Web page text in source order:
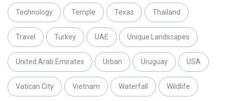
Technology Temple Texas Thailand
Travel Turkey UAE Unique Landscapes
United Arab Emirates Urban Uruguay USA
Vatican City Vietnam Waterfall Wildlife